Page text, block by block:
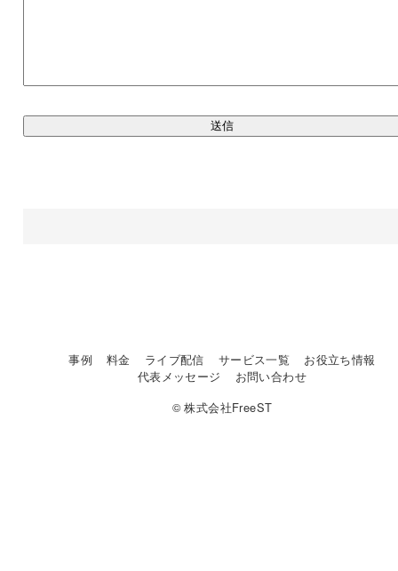
事例 料金 ライブ配信 サービス一覧
お役立ち情報
代表メッセージ
お問い合わせ
© 株式会社FreeST